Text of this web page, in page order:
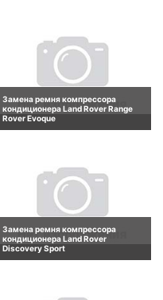
Замена ремня компрессора
кондиционера Land Rover Range
Rover Evoque
Замена ремня компрессора
кондиционера Land Rover
Discovery Sport